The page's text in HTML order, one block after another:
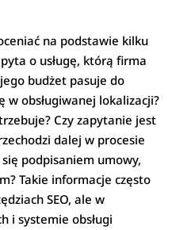
na podstawie kilku
o usługę, którą firma
budżet pasuje do
w obsługiwanej lokalizacji?
Czy zapytanie jest
dalej w procesie
się podpisaniem umowy,
Takie informacje często
SEO, ale w
i systemie obsługi